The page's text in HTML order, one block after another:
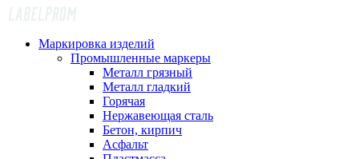
Маркировка изделий
Промышленные маркеры
Металл грязный
Металл гладкий
Горячая
Нержавеющая сталь
Бетон, кирпич
Асфальт